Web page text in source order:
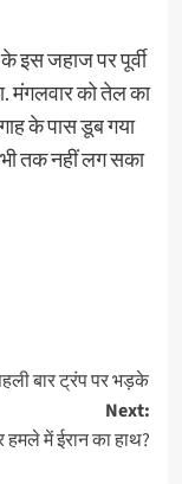
इस जहाज पर पूर्वी
मंगलवार को तेल का
के पास डूब गया
तक नहीं लग सका
बार ट्रंप पर भड़के
Next:
हमले में ईरान का हाथ?